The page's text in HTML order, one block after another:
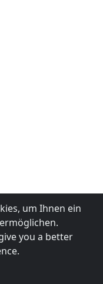
um Ihnen ein
you a better